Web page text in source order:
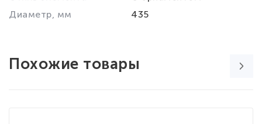
Диаметр, мм
435
Похожие товары